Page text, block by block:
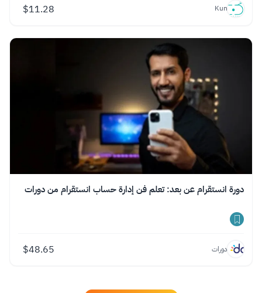
Kun
$11.28
دورة انستقرام عن بعد: تعلم فن إدارة حساب انستقرام من دورات
دورات $48.65